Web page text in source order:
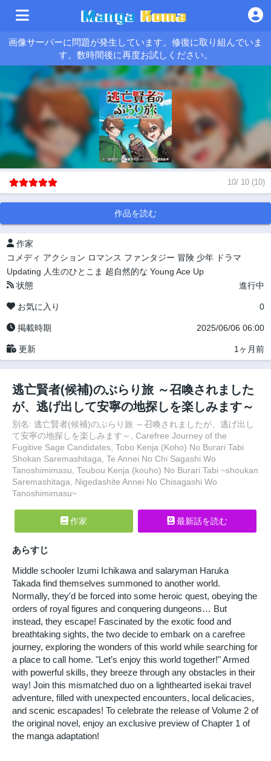
画像サーバーに問題が発生しています。修復に取り組んでいま
す。数時間後に再度お試しください。
10/ 10 (10)
作品を読む
作家
コメディ アクション ロマンス ファンタジー 冒険 少年 ドラマ
Updating 人生のひとこま 超自然的な Young Ace Up
状態
進行中
お気に入り 0
掲載時期 2025/06/06 06:00
更新 1ヶ月前
逃亡賢者(候補)のぶらり旅 ～召喚されました
が、逃げ出して安寧の地探しを楽しみます～
別名: 逃亡賢者(候補)のぶらり旅 ～召喚されましたが、逃げ出し
て安寧の地探しを楽しみます～, Carefree Journey of the
Fugitive Sage Candidates, Tobo Kenja (Koho) No Burari Tabi
Shokan Saremashitaga, Te Annei No Chi Sagashi Wo
Tanoshimimasu, Toubou Kenja (kouho) No Burari Tabi ~shoukan
Saremashitaga, Nigedashite Annei No Chisagashi Wo
Tanoshimimasu~
作家 最新話を読む
あらすじ
Middle schooler Izumi Ichikawa and salaryman Haruka
Takada find themselves summoned to another world.
Normally, they'd be forced into some heroic quest, obeying the
orders of royal figures and conquering dungeons… But
instead, they escape! Fascinated by the exotic food and
breathtaking sights, the two decide to embark on a carefree
journey, exploring the wonders of this world while searching for
a place to call home. "Let’s enjoy this world together!" Armed
with powerful skills, they breeze through any obstacles in their
way! Join this mismatched duo on a lighthearted isekai travel
adventure, filled with unexpected encounters, local delicacies,
and scenic escapades! To celebrate the release of Volume 2 of
the original novel, enjoy an exclusive preview of Chapter 1 of
the manga adaptation!